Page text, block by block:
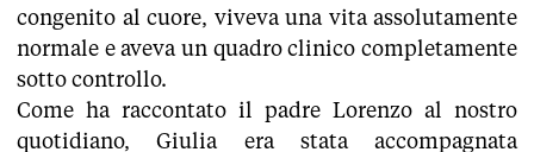
congenito al cuore, viveva una vita assolutamente
normale e aveva un quadro clinico completamente
sotto controllo.
Come ha raccontato il padre Lorenzo al nostro
quotidiano, Giulia era stata accompagnata